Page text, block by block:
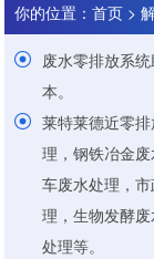
你的位置：首页 >
废水零排放系
本。
莱特莱德近零
理，钢铁冶金
车废水处理，
理，生物发酵
处理等。